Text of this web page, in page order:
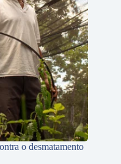
o desmatamento